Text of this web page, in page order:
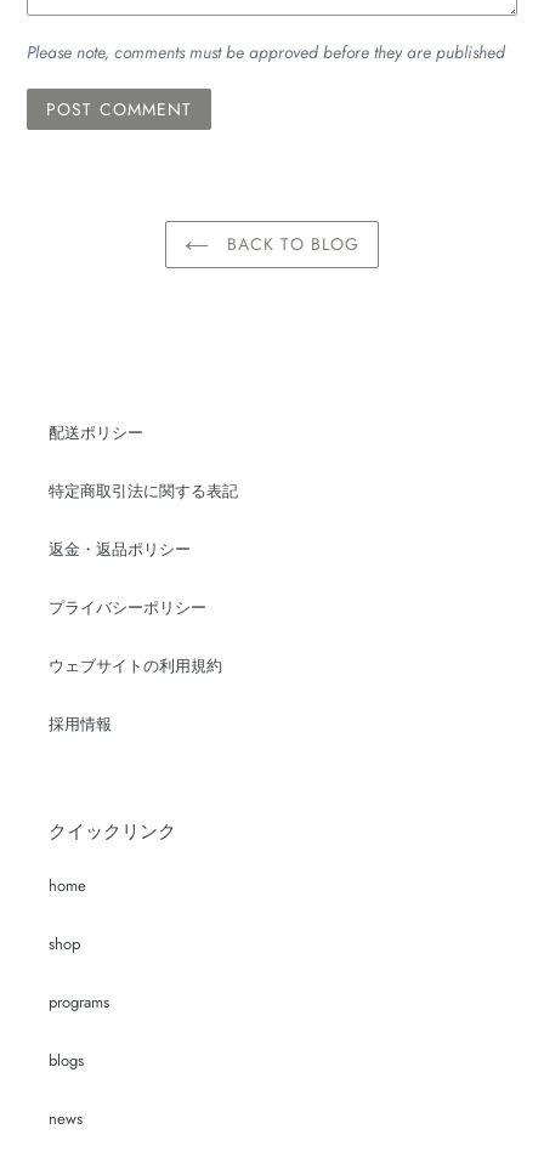
Please note, comments must be approved before they are published
BACK TO BLOG
配送ポリシー
特定商取引法に関する表記
返金・返品ポリシー
プライバシーポリシー
ウェブサイトの利用規約
採用情報
クイックリンク
home
shop
programs
blogs
news